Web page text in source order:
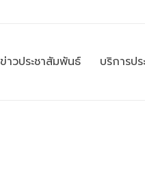
ข่าวประชาสัมพันธ์ บริการปร